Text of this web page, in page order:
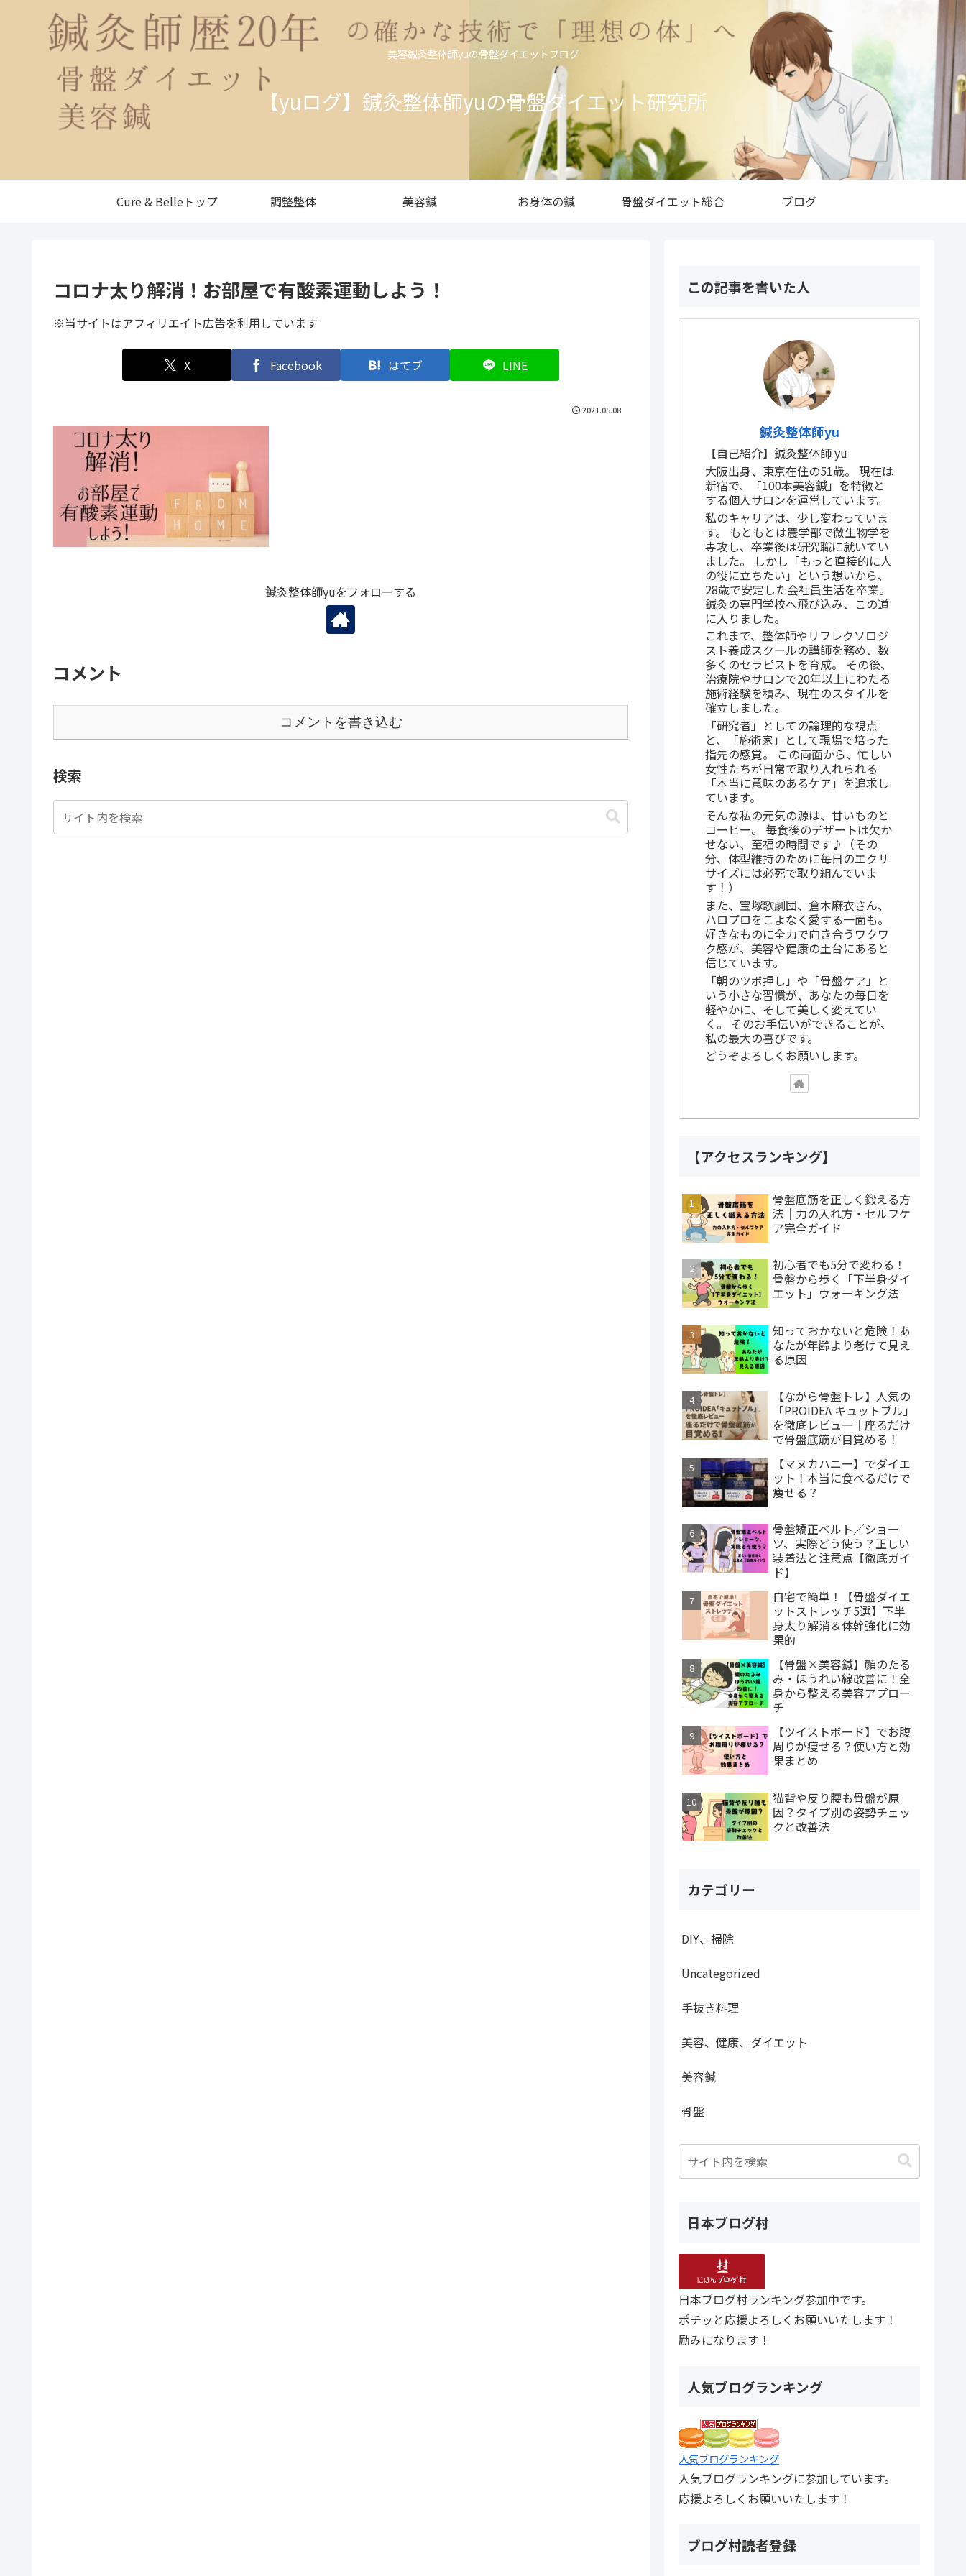
美容鍼灸整体師yuの骨盤ダイエットブログ
【yuログ】鍼灸整体師yuの骨盤ダイエット研究所
Cure & Belleトップ 調整整体 美容鍼 お身体の鍼 骨盤ダイエット総合 ブログ
コロナ太り解消！お部屋で有酸素運動しよう！
※当サイトはアフィリエイト広告を利用しています
X Facebook はてブ LINE
2021.05.08
鍼灸整体師yuをフォローする
コメント
コメントを書き込む
検索
この記事を書いた人
鍼灸整体師yu
【自己紹介】鍼灸整体師 yu
大阪出身、東京在住の51歳。 現在は
新宿で、「100本美容鍼」を特徴と
する個人サロンを運営しています。
私のキャリアは、少し変わっていま
す。 もともとは農学部で微生物学を
専攻し、卒業後は研究職に就いてい
ました。 しかし「もっと直接的に人
の役に立ちたい」という想いから、
28歳で安定した会社員生活を卒業。
鍼灸の専門学校へ飛び込み、この道
に入りました。
これまで、整体師やリフレクソロジ
スト養成スクールの講師を務め、数
多くのセラピストを育成。 その後、
治療院やサロンで20年以上にわたる
施術経験を積み、現在のスタイルを
確立しました。
「研究者」としての論理的な視点
と、「施術家」として現場で培った
指先の感覚。 この両面から、忙しい
女性たちが日常で取り入れられる
「本当に意味のあるケア」を追求し
ています。
そんな私の元気の源は、甘いものと
コーヒー。 毎食後のデザートは欠か
せない、至福の時間です♪（その
分、体型維持のために毎日のエクサ
サイズには必死で取り組んでいま
す！）
また、宝塚歌劇団、倉木麻衣さん、
ハロプロをこよなく愛する一面も。
好きなものに全力で向き合うワクワ
ク感が、美容や健康の土台にあると
信じています。
「朝のツボ押し」や「骨盤ケア」と
いう小さな習慣が、あなたの毎日を
軽やかに、そして美しく変えてい
く。 そのお手伝いができることが、
私の最大の喜びです。
どうぞよろしくお願いします。
【アクセスランキング】
骨盤底筋を正しく鍛える方
法｜力の入れ方・セルフケ
ア完全ガイド
初心者でも5分で変わる！
骨盤から歩く「下半身ダイ
エット」ウォーキング法
知っておかないと危険！あ
なたが年齢より老けて見え
る原因
【ながら骨盤トレ】人気の
「PROIDEA キュットブル」
を徹底レビュー｜座るだけ
で骨盤底筋が目覚める！
【マヌカハニー】でダイエ
ット！本当に食べるだけで
痩せる？
骨盤矯正ベルト／ショー
ツ、実際どう使う？正しい
装着法と注意点【徹底ガイ
ド】
自宅で簡単！【骨盤ダイエ
ットストレッチ5選】下半
身太り解消＆体幹強化に効
果的
【骨盤×美容鍼】顔のたる
み・ほうれい線改善に！全
身から整える美容アプロー
チ
【ツイストボード】でお腹
周りが痩せる？使い方と効
果まとめ
猫背や反り腰も骨盤が原
因？タイプ別の姿勢チェッ
クと改善法
カテゴリー
DIY、掃除
Uncategorized
手抜き料理
美容、健康、ダイエット
美容鍼
骨盤
日本ブログ村
日本ブログ村ランキング参加中です。
ポチッと応援よろしくお願いいたします！
励みになります！
人気ブログランキング
人気ブログランキング
人気ブログランキングに参加しています。
応援よろしくお願いいたします！
ブログ村読者登録